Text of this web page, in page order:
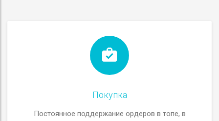
Покупка
Постоянное поддержание ордеров в топе, в